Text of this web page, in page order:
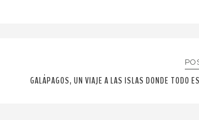
GALÁPAGOS, UN VIAJE A LAS ISLAS DONDE TODO